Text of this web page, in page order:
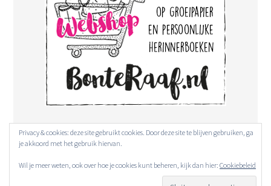
Privacy & cookies: deze site gebruikt cookies. Door deze site te blijven gebruiken, ga
je akkoord met het gebruik hiervan.
Wil je meer weten, ook over hoe je cookies kunt beheren, kijk dan hier: Cookiebeleid